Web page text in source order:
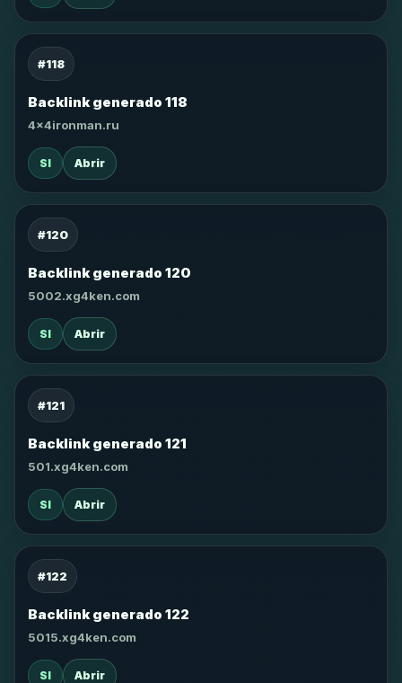
#118
Backlink generado 118
4x4ironman.ru
SI Abrir
#120
Backlink generado 120
5002.xg4ken.com
SI Abrir
#121
Backlink generado 121
501.xg4ken.com
SI Abrir
#122
Backlink generado 122
5015.xg4ken.com
SI Abrir